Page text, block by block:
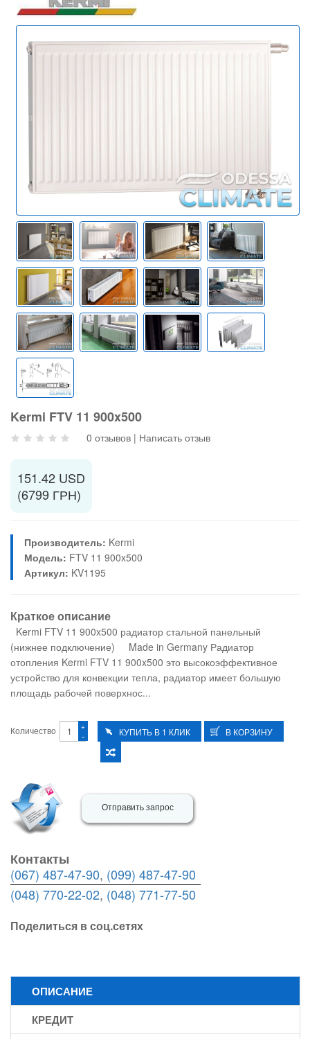
Kermi FTV 11 900x500
0 отзывов | Написать отзыв
151.42 USD
(6799 ГРН)
Производитель: Kermi
Модель: FTV 11 900x500
Артикул: KV1195
Краткое описание
Kermi FTV 11 900x500 радиатор стальной панельный
(нижнее подключение) Made in Germany Радиатор
отопления Kermi FTV 11 900x500 это высокоэффективное
устройство для конвекции тепла, радиатор имеет большую
площадь рабочей поверхнос...
Количество -
+
Отправить запрос
Контакты
(067) 487-47-90, (099) 487-47-90
(048) 770-22-02, (048) 771-77-50
Поделиться в соц.сетях
ОПИСАНИЕ
КРЕДИТ